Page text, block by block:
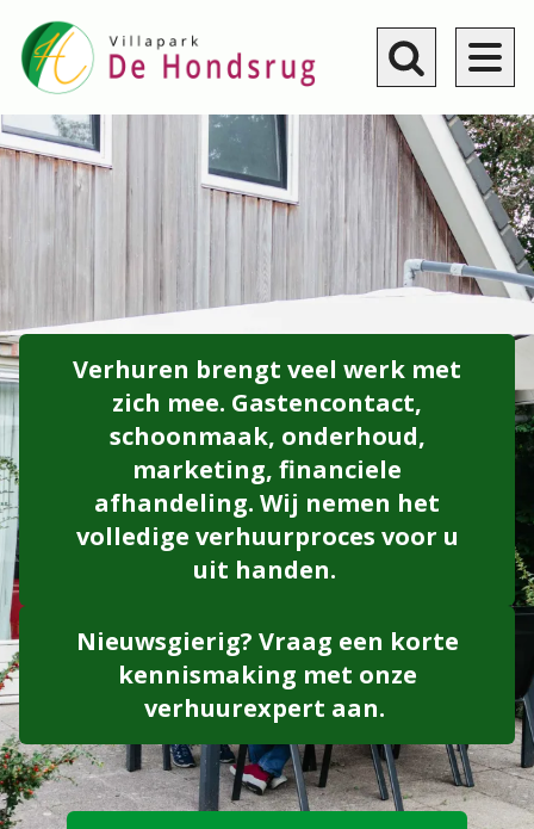
Overslaan
en
naar
algemene
inhoud
gaan
Toggle
Verhuren brengt veel werk met
zich mee. Gastencontact,
schoonmaak, onderhoud,
marketing, financiele
afhandeling. Wij nemen het
volledige verhuurproces voor u
uit handen.
Nieuwsgierig? Vraag een korte
kennismaking met onze
verhuurexpert aan.